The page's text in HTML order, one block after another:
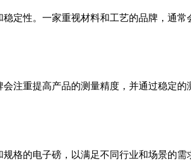
定性。一家重视材料和工艺的品牌，通
注重提高产品的测量精度，并通过稳定
格的电子磅，以满足不同行业和场景的